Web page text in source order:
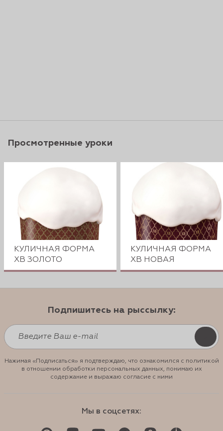
Просмотренные уроки
КУЛИЧНАЯ ФОРМА
ХВ ЗОЛОТО
КУЛИЧНАЯ ФОРМА
ХВ НОВАЯ
Подпишитесь на рыссылку:
Нажимая «Подписаться» я подтверждаю, что ознакомился с политикой
в отношении обработки персональных данных, понимаю их
содержание и выражаю согласие с ними
Мы в соцсетях: